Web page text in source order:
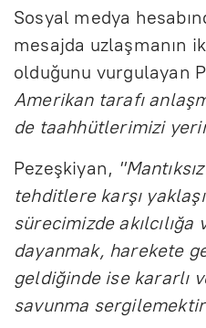
Sosyal medya
mesajda uzlaşmanın
olduğunu vurgulayan
Amerikan tarafı
de taahhütlerimizi
Pezeşkiyan,
tehditlere karşı
sürecimizde
dayanmak, harekete
geldiğinde ise kararlı
savunma